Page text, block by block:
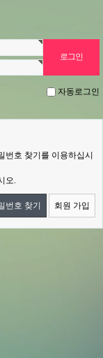
자동로그인
번호 찾기를 이용하십시
오.
번호 찾기 회원 가입